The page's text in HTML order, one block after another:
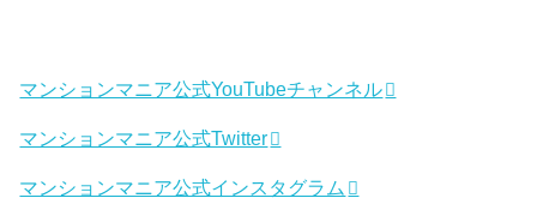
マンションマニア公式YouTubeチャンネル
マンションマニア公式Twitter
マンションマニア公式インスタグラム